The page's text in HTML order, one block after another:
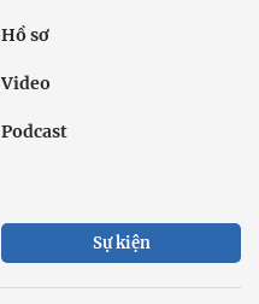
Hồ sơ
Video
Podcast
Sự kiện